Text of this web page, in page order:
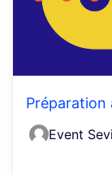
Préparation
Event